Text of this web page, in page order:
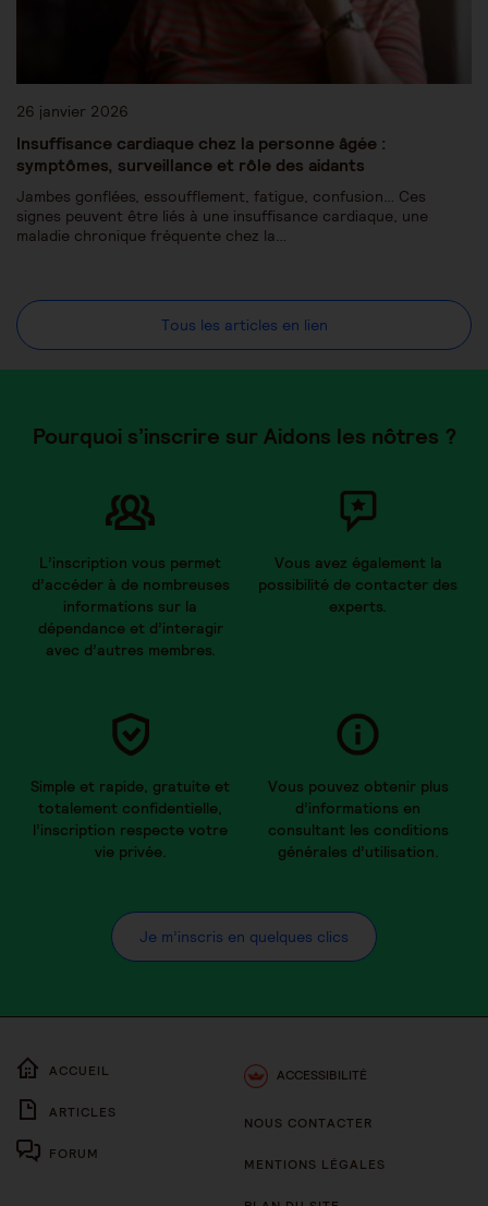
26 janvier 2026
Insuffisance cardiaque chez la personne âgée :
symptômes, surveillance et rôle des aidants
Jambes gonflées, essoufflement, fatigue, confusion… Ces
signes peuvent être liés à une insuffisance cardiaque, une
maladie chronique fréquente chez la…
Tous les articles en lien
Pourquoi s’inscrire sur Aidons les nôtres ?
L’inscription vous permet
d’accéder à de nombreuses
informations sur la
dépendance et d’interagir
avec d’autres membres.
Vous avez également la
possibilité de contacter des
experts.
Simple et rapide, gratuite et
totalement confidentielle,
l’inscription respecte votre
vie privée.
Vous pouvez obtenir plus
d’informations en
consultant les conditions
générales d’utilisation.
Je m’inscris en quelques clics
ACCUEIL
ARTICLES
FORUM
ACCESSIBILITÉ
NOUS CONTACTER
MENTIONS LÉGALES